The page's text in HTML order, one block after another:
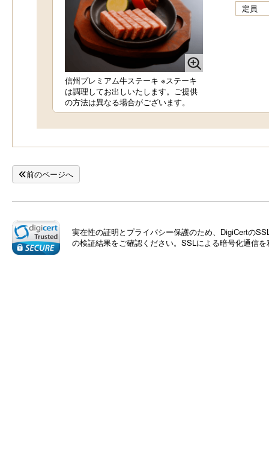
信州プレミアム牛ステーキ ※ステーキ
は調理してお出しいたします。ご提供
の方法は異なる場合がございます。
定員
前のページへ
実在性の証明とプライバシー保護のため、DigiCertの
の検証結果をご確認ください。SSLによる暗号化通信